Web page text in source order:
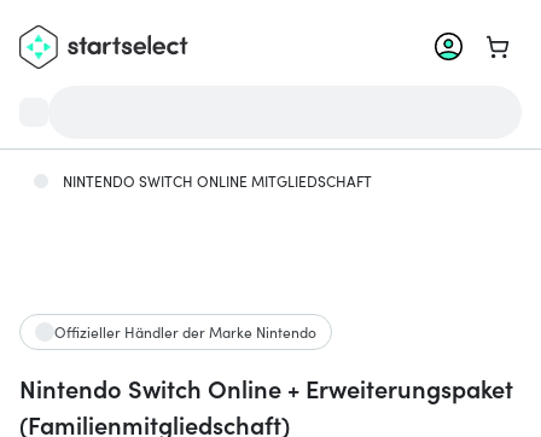
Zum
NINTENDO SWITCH ONLINE MITGLIEDSCHAFT
Offizieller Händler der Marke Nintendo
Nintendo Switch Online + Erweiterungspaket
(Familienmitgliedschaft)